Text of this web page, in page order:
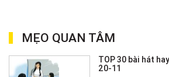
MẸO QUAN TÂM
TOP 30 bài hát
20-11